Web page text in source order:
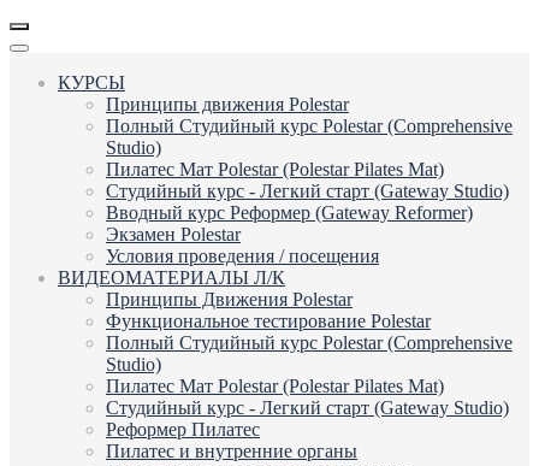
КУРСЫ
Принципы движения Polestar
Полный Студийный курс Polestar (Comprehensive
Studio)
Пилатес Мат Polestar (Polestar Pilates Mat)
Студийный курс - Легкий старт (Gateway Studio)
Вводный курс Реформер (Gateway Reformer)
Экзамен Polestar
Условия проведения / посещения
ВИДЕОМАТЕРИАЛЫ Л/К
Принципы Движения Polestar
Функциональное тестирование Polestar
Полный Студийный курс Polestar (Comprehensive
Studio)
Пилатес Мат Polestar (Polestar Pilates Mat)
Студийный курс - Легкий старт (Gateway Studio)
Реформер Пилатес
Пилатес и внутренние органы